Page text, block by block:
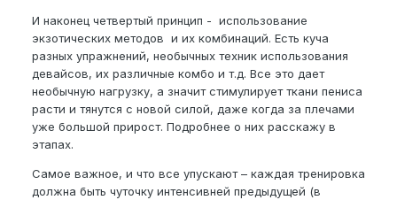
И наконец четвертый принцип - использование
экзотических методов и их комбинаций. Есть куча
разных упражнений, необычных техник использования
девайсов, их различные комбо и т.д. Все это дает
необычную нагрузку, а значит стимулирует ткани пениса
расти и тянутся с новой силой, даже когда за плечами
уже большой прирост. Подробнее о них расскажу в
этапах.
Самое важное, и что все упускают – каждая тренировка
должна быть чуточку интенсивней предыдущей (в